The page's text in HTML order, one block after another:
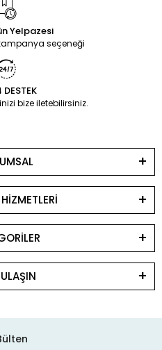
Yelpazesi
seçeneği
bize iletebilirsiniz.